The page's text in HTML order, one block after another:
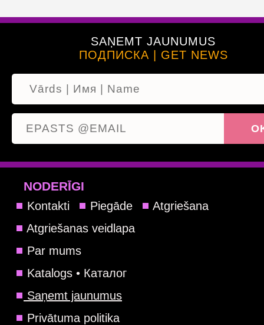
SAŅEMT JAUNUMUS
ПОДПИСКА | GET NEWS
NODERĪGI
Kontakti Piegāde
Atgriešana
Atgriešanas veidlapa
Par mums
Katalogs • Каталог
Saņemt jaunumus
Privātuma politika